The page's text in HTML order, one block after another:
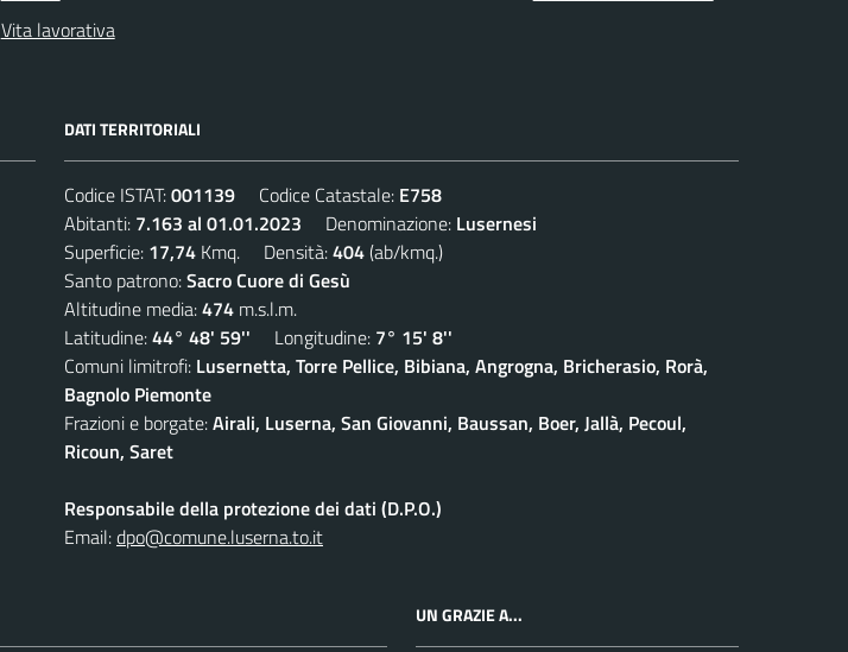
Vita lavorativa
DATI TERRITORIALI
Codice ISTAT:001139 Codice Catastale: E758
Abitanti: 7.163 al 01.01.2023 Denominazione: Lusernesi
Superficie: 17,74 Kmq. Densità:404(ab/kmq.)
Santo patrono:Sacro Cuore di Gesù
Altitudine media:474 m.s.l.m.
Latitudine:44° 48' 59'' Longitudine: 7° 15' 8''
Comuni limitrofi: Lusernetta, Torre Pellice, Bibiana, Angrogna, Bricherasio, Rorà,
Bagnolo Piemonte
Frazioni e borgate:Airali, Luserna, San Giovanni, Baussan, Boer, Jallà, Pecoul,
Ricoun, Saret
Responsabile della protezione dei dati (D.P.O.)
Email:dpo@comune.luserna.to.it
UN GRAZIE A...